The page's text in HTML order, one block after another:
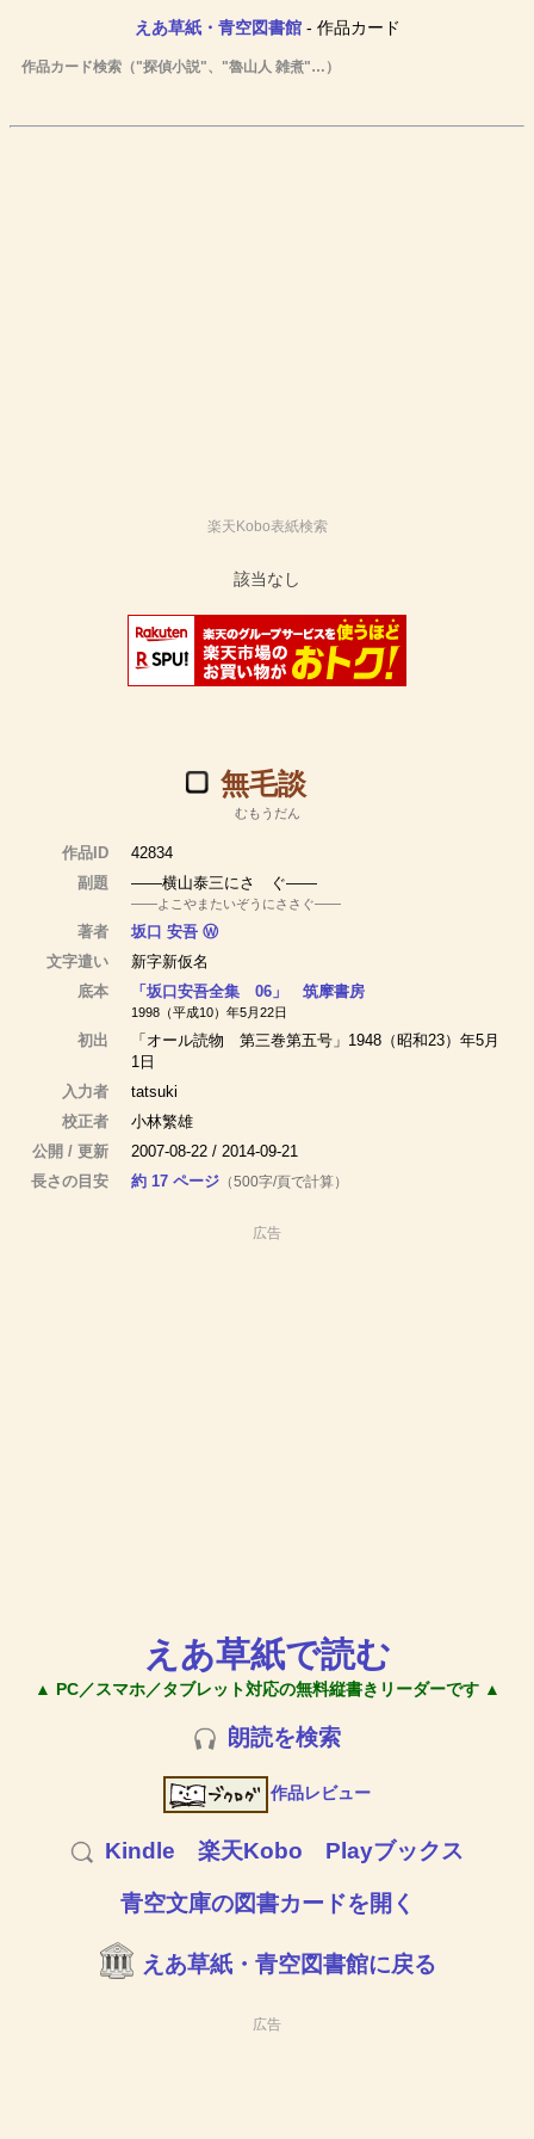
えあ草紙・青空図書館- 作品カード
作品カード検索（"探偵小説"、"魯山人 雑煮"…）
楽天Kobo表紙検索
無毛談
むもうだん
作品ID
42834
副題
――横山泰三にさゝぐ――
――よこやまたいぞうにささぐ――
著者 坂口 安吾 Ⓦ
文字遣い
新字新仮名
底本
「坂口安吾全集 06」 筑摩書房
1998（平成10）年5月22日
初出
「オール読物 第三巻第五号」1948（昭和23）年5月
1日
入力者
tatsuki
校正者
小林繁雄
公開 / 更新
2007-08-22 / 2014-09-21
長さの目安
約 17 ページ （500字/頁で計算）
広告
えあ草紙で読む
▲ PC／スマホ／タブレット対応の無料縦書きリーダーです ▲
朗読を検索
作品レビュー
Kindle 楽天Kobo Playブックス
青空文庫の図書カードを開く
えあ草紙・青空図書館に戻る
広告